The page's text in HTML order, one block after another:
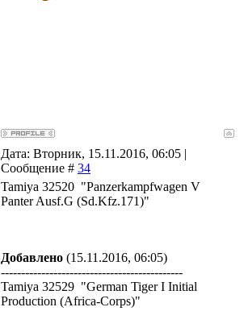
Дата: Вторник, 15.11.2016, 06:05 |
Сообщение # 34
Tamiya 32520 "Panzerkampfwagen V
Panter Ausf.G (Sd.Kfz.171)"
Добавлено (15.11.2016, 06:05)
---------------------------------------------
Tamiya 32529 "German Tiger I Initial
Production (Africa-Corps)"